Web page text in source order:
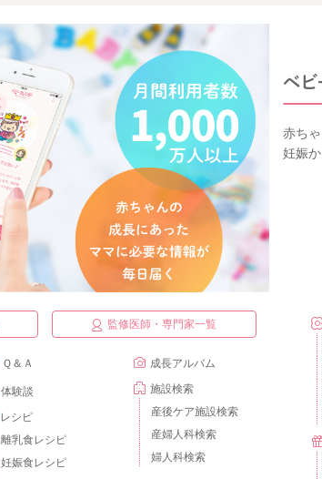
赤ち
妊娠
監修医師・専門家一覧
Ｑ＆Ａ
体験談
レシピ
離乳食レシピ
妊娠食レシピ
成長アルバム
施設検索
産後ケア施設検索
産婦人科検索
婦人科検索